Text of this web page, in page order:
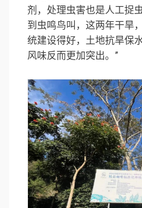
剂，处理虫害也是人工捉
到虫鸣鸟叫，这两年干旱
统建设得好，土地抗旱保
风味反而更加突出。”